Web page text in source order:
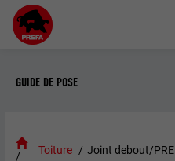
GUIDE DE POSE
Toiture Joint debout/